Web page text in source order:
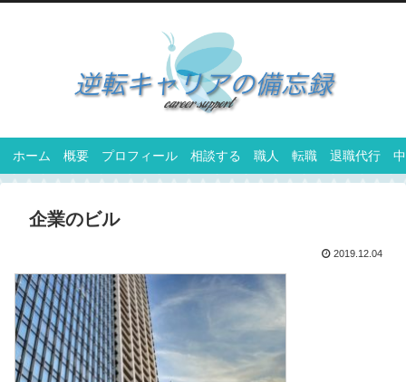
ホーム 概要 プロフィール 相談する 職人 転職 退職代行
企業のビル
2019.12.04